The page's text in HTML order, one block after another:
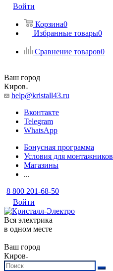
Войти
Корзина0
Избранные товары0
Сравнение товаров0
Ваш город
Киров
help@kristall43.ru
Вконтакте
Telegram
WhatsApp
Бонусная программа
Условия для монтажников
Магазины
...
8 800 201-68-50
Войти
Вся электрика
в одном месте
Ваш город
Киров